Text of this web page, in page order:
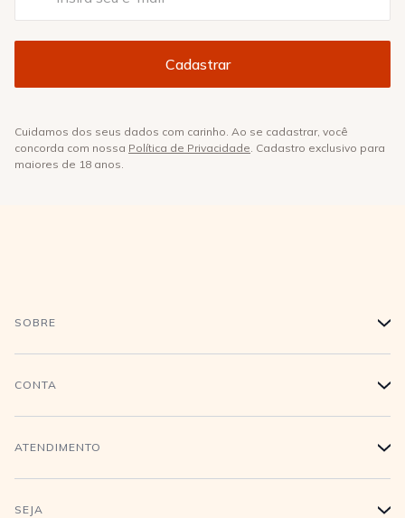
Cuidamos dos seus dados com carinho. Ao se cadastrar, você
concorda com nossa Política de Privacidade. Cadastro exclusivo para
maiores de 18 anos.
SOBRE +
História
Conecte-se
CONTA +
Login
ATENDIMENTO +
Compra Segura
SEJA +